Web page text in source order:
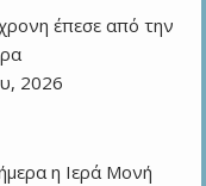
έπεσε από την
2026
η Ιερά Μονή